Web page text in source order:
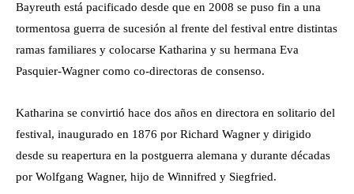
Bayreuth está pacificado desde que en 2008 se puso fin a una
tormentosa guerra de sucesión al frente del festival entre distintas
ramas familiares y colocarse Katharina y su hermana Eva
Pasquier-Wagner como co-directoras de consenso.
Katharina se convirtió hace dos años en directora en solitario del
festival, inaugurado en 1876 por Richard Wagner y dirigido
desde su reapertura en la postguerra alemana y durante décadas
por Wolfgang Wagner, hijo de Winnifred y Siegfried.